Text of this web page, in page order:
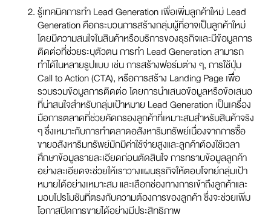
รู้เทคนิคการทำ Lead Generation เพื่อเพิ่มลูกค้าใหม่ Lead
Generation คือกระบวนการสร้างกลุ่มผู้ที่อาจเป็นลูกค้าใหม่
โดยมีความสนใจในสินค้าหรือบริการของธุรกิจและมีข้อมูลการ
ติดต่อที่ช่วยระบุตัวตน การทำ Lead Generation สามารถ
ทำได้ในหลายรูปแบบ เช่น การสร้างฟอร์มต่าง ๆ, การใช้ปุ่ม
Call to Action (CTA), หรือการสร้าง Landing Page เพื่อ
รวบรวมข้อมูลการติดต่อ โดยการนำเสนอข้อมูลหรือข้อเสนอ
ที่น่าสนใจสำหรับกลุ่มเป้าหมาย Lead Generation เป็นเครื่อง
มือการตลาดที่ช่วยคัดกรองลูกค้าที่เหมาะสมสำหรับสินค้าจริง
ๆ ซึ่งเหมาะกับการทำตลาดอสังหาริมทรัพย์เนื่องจากการซื้อ
ขายอสังหาริมทรัพย์มักมีค่าใช้จ่ายสูงและลูกค้าต้องใช้เวลา
ศึกษาข้อมูลรายละเอียดก่อนตัดสินใจ การทราบข้อมูลลูกค้า
อย่างละเอียดจะช่วยให้เราวางแผนธุรกิจให้ตอบโจทย์กลุ่มเป้า
หมายได้อย่างเหมาะสม และเลือกช่องทางการเข้าถึงลูกค้าและ
มอบโปรโมชันที่ตรงกับความต้องการของลูกค้า ซึ่งจะช่วยเพิ่ม
โอกาสปิดการขายได้อย่างมีประสิทธิภาพ